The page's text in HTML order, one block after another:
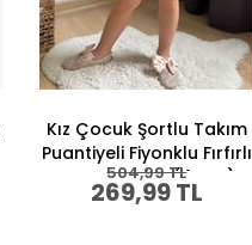
Kız Çocuk Şortlu Takım
Puantiyeli Fiyonklu Fırfırlı
Neon Pembe (4 Yaş)
269,99 TL
504,99 TL